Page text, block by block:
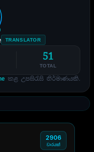
TRANSLATOR
51
TOTAL
කළ උපසිරැසි නිර්මාණයකි.
2906
වාරයක්